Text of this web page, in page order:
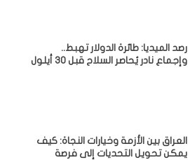
رصد الميديا: طائرة الدولار تهبط..
وإجماع نادر يُحاصر السلاح قبل 30 أيلول
العراق بين الأزمة وخيارات النجاة: كيف
يمكن تحويل التحديات إلى فرصة